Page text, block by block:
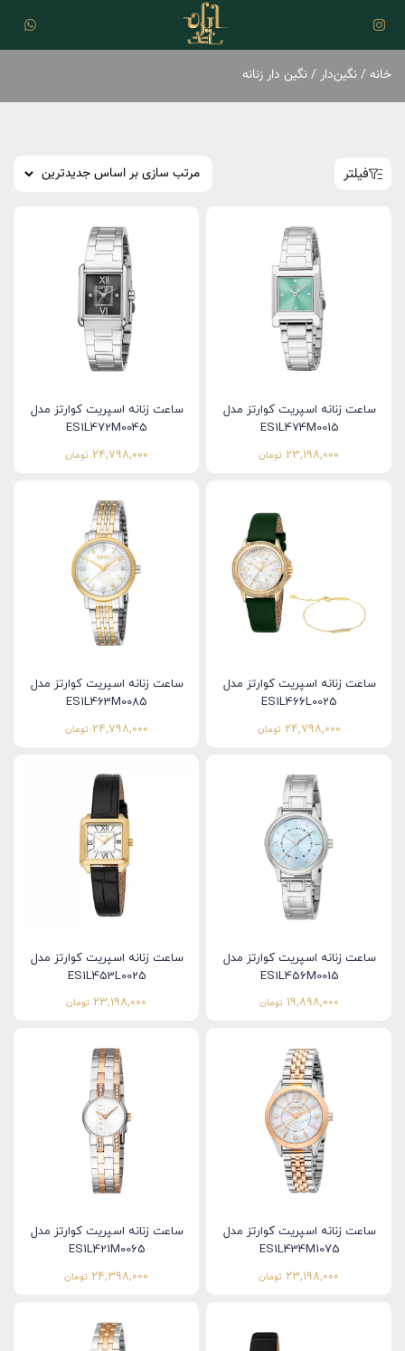
خانه /نگین‌دار / نگین دار زنانه
فیلتر
ساعت زنانه اسپریت کوارتز مدل
ES1L474M0015
23,198,000 تومان
ساعت زنانه اسپریت کوارتز مدل
ES1L472M0045
24,798,000 تومان
ساعت زنانه اسپریت کوارتز مدل
ES1L466L0025
24,798,000 تومان
ساعت زنانه اسپریت کوارتز مدل
ES1L463M0085
24,798,000 تومان
ساعت زنانه اسپریت کوارتز مدل
ES1L456M0015
19,898,000 تومان
ساعت زنانه اسپریت کوارتز مدل
ES1L453L0025
23,198,000 تومان
ساعت زنانه اسپریت کوارتز مدل
ES1L434M1075
23,198,000 تومان
ساعت زنانه اسپریت کوارتز مدل
ES1L421M0065
24,398,000 تومان